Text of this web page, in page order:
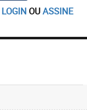
LOGIN OUASSINE